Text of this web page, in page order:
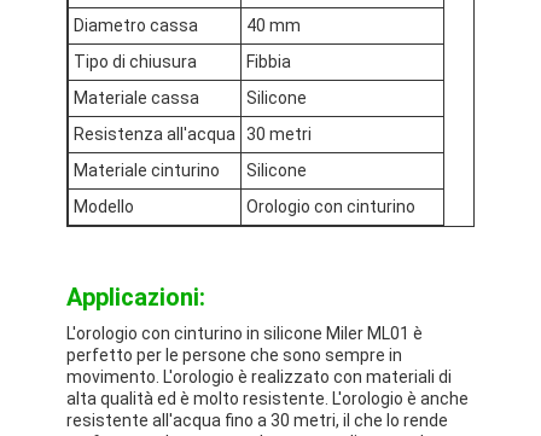
Contattaci
Notizie
Casi
Orologio del quarzo
Orologio di quarzo a cinghia in pelle
Orologio a cinghia in acciaio inossidabile
Diametro cassa
40 mm
Tipo di chiusura
Fibbia
Materiale cassa
Silicone
Resistenza all'acqua
30 metri
Materiale cinturino
Silicone
Modello
Orologio con cinturino
Applicazioni:
L'orologio con cinturino in silicone Miler ML01 è
perfetto per le persone che sono sempre in
movimento. L'orologio è realizzato con materiali di
alta qualità ed è molto resistente. L'orologio è anche
resistente all'acqua fino a 30 metri, il che lo rende